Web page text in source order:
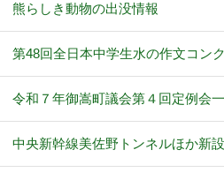
熊らしき動物の出没情報
第48回全日本中学生水の作文コン
令和７年御嵩町議会第４回定例会
中央新幹線美佐野トンネルほか新